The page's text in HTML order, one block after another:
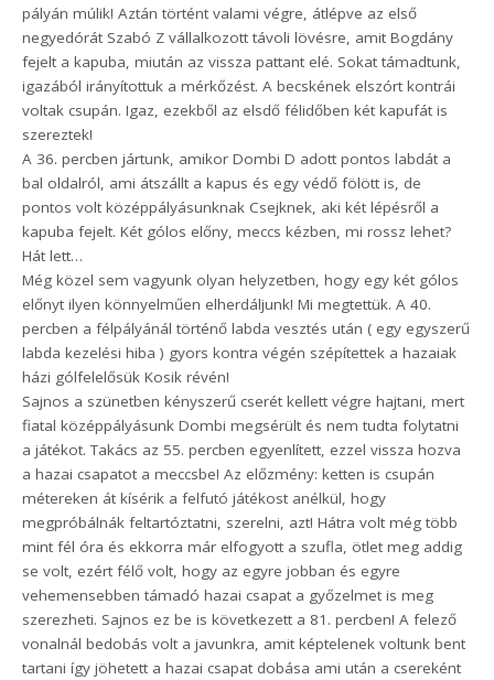
pályán múlik! Aztán történt valami végre, átlépve az első
negyedórát Szabó Z vállalkozott távoli lövésre, amit Bogdány
fejelt a kapuba, miután az vissza pattant elé. Sokat támadtunk,
igazából irányítottuk a mérkőzést. A becskének elszórt kontrái
voltak csupán. Igaz, ezekből az elsdő félidőben két kapufát is
szereztek!
A 36. percben jártunk, amikor Dombi D adott pontos labdát a
bal oldalról, ami átszállt a kapus és egy védő fölött is, de
pontos volt középpályásunknak Csejknek, aki két lépésről a
kapuba fejelt. Két gólos előny, meccs kézben, mi rossz lehet?
Hát lett…
Még közel sem vagyunk olyan helyzetben, hogy egy két gólos
előnyt ilyen könnyelműen elherdáljunk! Mi megtettük. A 40.
percben a félpályánál történő labda vesztés után ( egy egyszerű
labda kezelési hiba ) gyors kontra végén szépítettek a hazaiak
házi gólfelelősük Kosik révén!
Sajnos a szünetben kényszerű cserét kellett végre hajtani, mert
fiatal középpályásunk Dombi megsérült és nem tudta folytatni
a játékot. Takács az 55. percben egyenlített, ezzel vissza hozva
a hazai csapatot a meccsbe! Az előzmény: ketten is csupán
métereken át kísérik a felfutó játékost anélkül, hogy
megpróbálnák feltartóztatni, szerelni, azt! Hátra volt még több
mint fél óra és ekkorra már elfogyott a szufla, ötlet meg addig
se volt, ezért félő volt, hogy az egyre jobban és egyre
vehemensebben támadó hazai csapat a győzelmet is meg
szerezheti. Sajnos ez be is következett a 81. percben! A felező
vonalnál bedobás volt a javunkra, amit képtelenek voltunk bent
tartani így jöhetett a hazai csapat dobása ami után a csereként